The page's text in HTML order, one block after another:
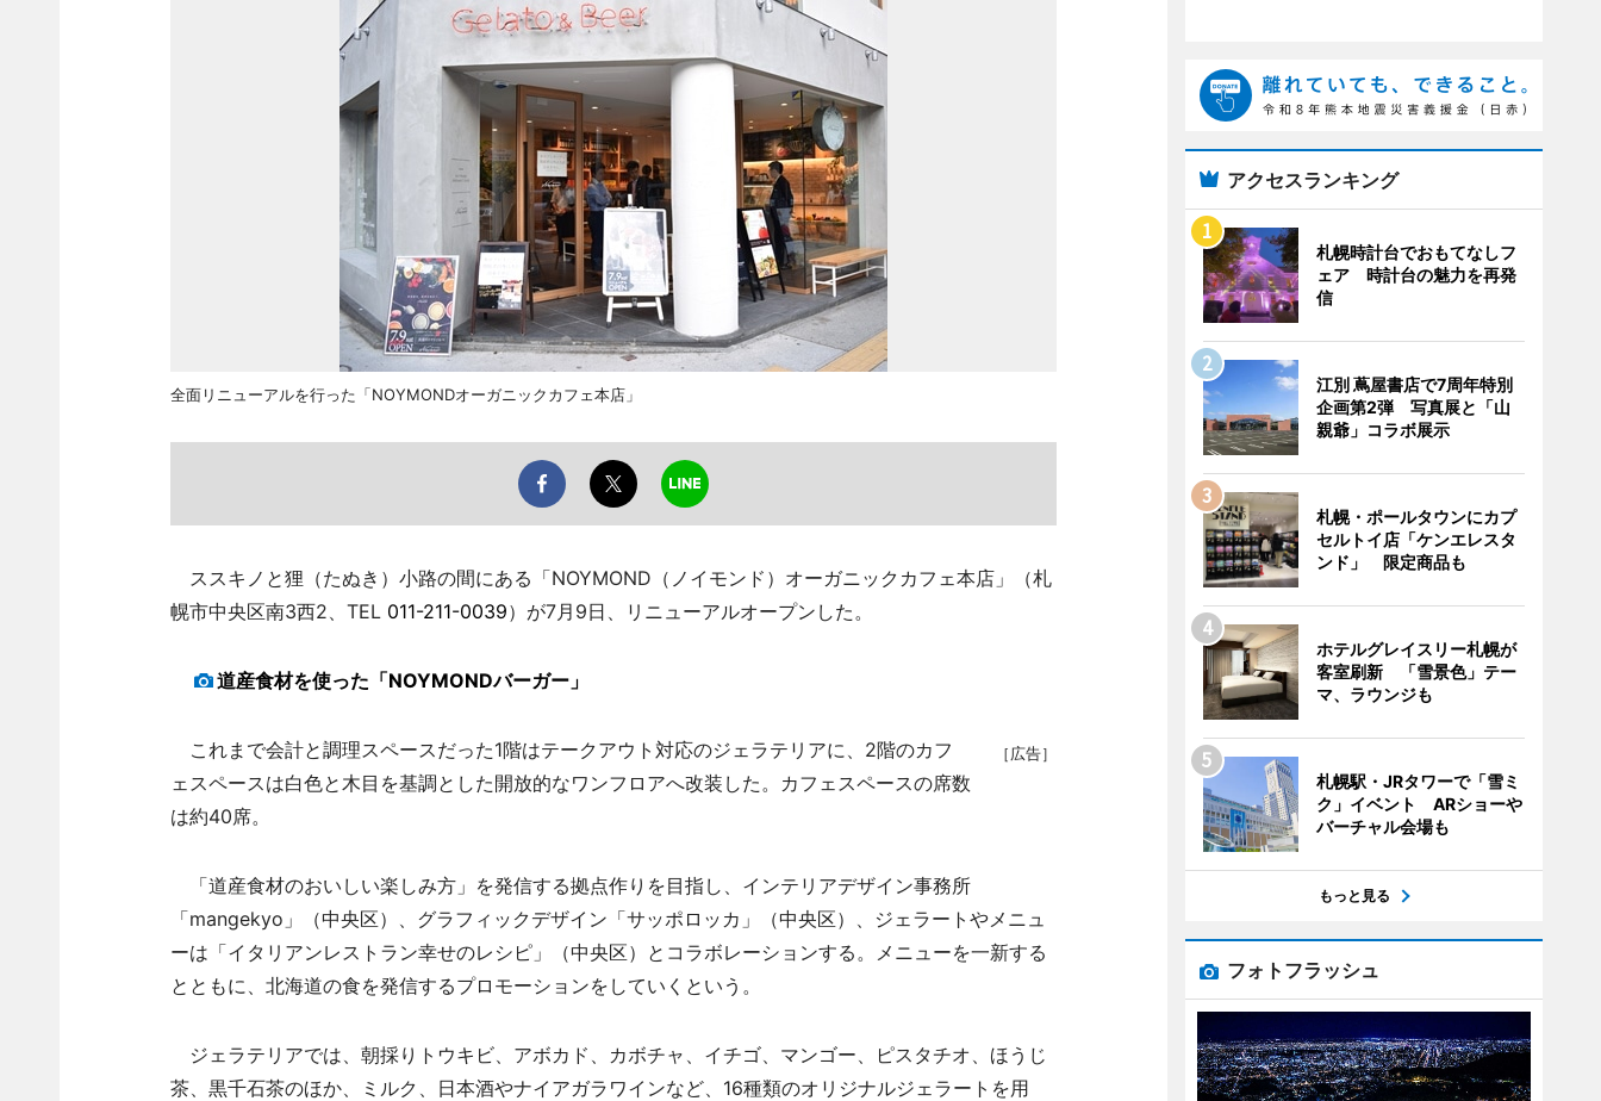
全面リニューアルを行った「NOYMONDオーガニックカフェ本店」
ススキノと狸（たぬき）小路の間にある「NOYMOND（ノイモンド）オーガニックカフェ本店」（札
幌市中央区南3西2、TEL 011-211-0039）が7月9日、リニューアルオープンした。
道産食材を使った「NOYMONDバーガー」
［広告］
これまで会計と調理スペースだった1階はテークアウト対応のジェラテリアに、2階のカフ
ェスペースは白色と木目を基調とした開放的なワンフロアへ改装した。カフェスペースの席数
は約40席。
「道産食材のおいしい楽しみ方」を発信する拠点作りを目指し、インテリアデザイン事務所
「mangekyo」（中央区）、グラフィックデザイン「サッポロッカ」（中央区）、ジェラートやメニュ
ーは「イタリアンレストラン幸せのレシピ」（中央区）とコラボレーションする。メニューを一新する
とともに、北海道の食を発信するプロモーションをしていくという。
ジェラテリアでは、朝採りトウキビ、アボカド、カボチャ、イチゴ、マンゴー、ピスタチオ、ほうじ
茶、黒千石茶のほか、ミルク、日本酒やナイアガラワインなど、16種類のオリジナルジェラートを用
アクセスランキング
札幌時計台でおもてなしフ
ェア 時計台の魅力を再発
信
江別 蔦屋書店で7周年特別
企画第2弾 写真展と「山
親爺」コラボ展示
札幌・ポールタウンにカプ
セルトイ店「ケンエレスタ
ンド」 限定商品も
ホテルグレイスリー札幌が
客室刷新 「雪景色」テー
マ、ラウンジも
札幌駅・JRタワーで「雪ミ
ク」イベント ARショーや
バーチャル会場も
もっと見る
フォトフラッシュ